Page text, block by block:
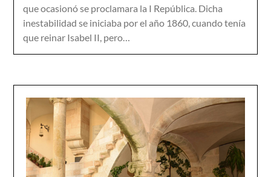
que ocasionó se proclamara la I República. Dicha
inestabilidad se iniciaba por el año 1860, cuando tenía
que reinar Isabel II, pero…